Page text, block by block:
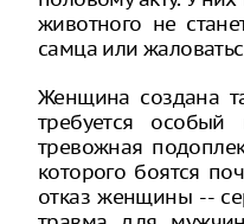
животного не
самца или
Женщина создана
требуется
тревожная
которого боятся
отказ женщины --